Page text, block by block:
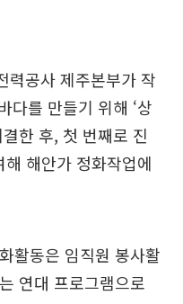
력공사 제주본부가 작
다를 만들기 위해 ‘상
한 후, 첫 번째로 진
해안가 정화작업에
활동은 임직원 봉사활
연대 프로그램으로